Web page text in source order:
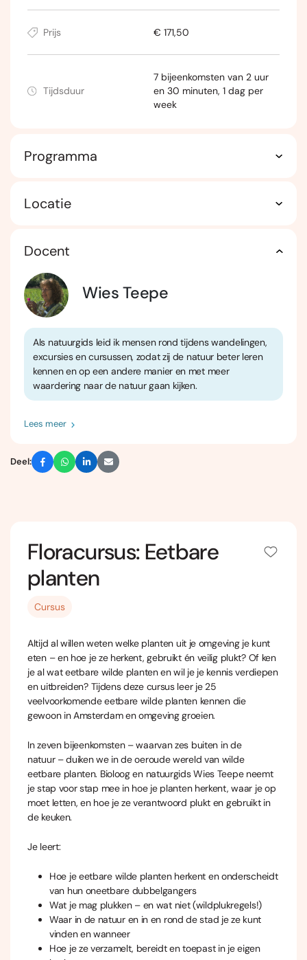
Floracursus: Eetbare
planten
Cursus
Altijd al willen weten welke planten uit je omgeving je kunt
eten – en hoe je ze herkent, gebruikt én veilig plukt? Of ken
je al wat eetbare wilde planten en wil je je kennis verdiepen
en uitbreiden? Tijdens deze cursus leer je 25
veelvoorkomende eetbare wilde planten kennen die
gewoon in Amsterdam en omgeving groeien.
In zeven bijeenkomsten – waarvan zes buiten in de
natuur – duiken we in de oeroude wereld van wilde
eetbare planten. Bioloog en natuurgids Wies Teepe neemt
je stap voor stap mee in hoe je planten herkent, waar je op
moet letten, en hoe je ze verantwoord plukt en gebruikt in
de keuken.
Je leert:
Hoe je eetbare wilde planten herkent en onderscheidt
van hun oneetbare dubbelgangers
Wat je mag plukken – en wat niet (wildplukregels!)
Waar in de natuur en in en rond de stad je ze kunt
vinden en wanneer
Hoe je ze verzamelt, bereidt en toepast in je eigen
Prijs € 171,50
Tijdsduur
7 bijeenkomsten van 2 uur
en 30 minuten, 1 dag per
week
Programma
Locatie
Docent
Wies Teepe
Als natuurgids leid ik mensen rond tijdens wandelingen,
excursies en cursussen, zodat zij de natuur beter leren
kennen en op een andere manier en met meer
waardering naar de natuur gaan kijken.
Lees meer
Deel: